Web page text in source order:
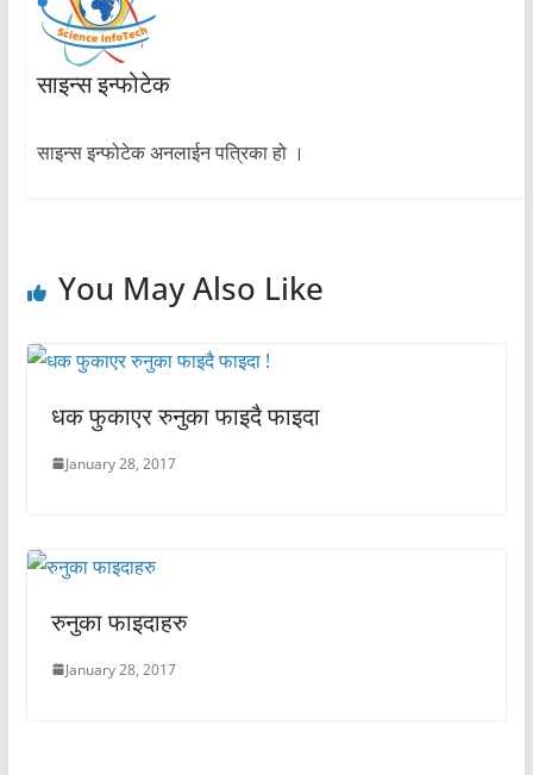
साइन्स इन्फोटेक
साइन्स इन्फोटेक अनलाईन पत्रिका हो ।
You May Also Like
धक फुकाएर रुनुका फाइदै फाइदा
January 28, 2017
रुनुका फाइदाहरु
January 28, 2017